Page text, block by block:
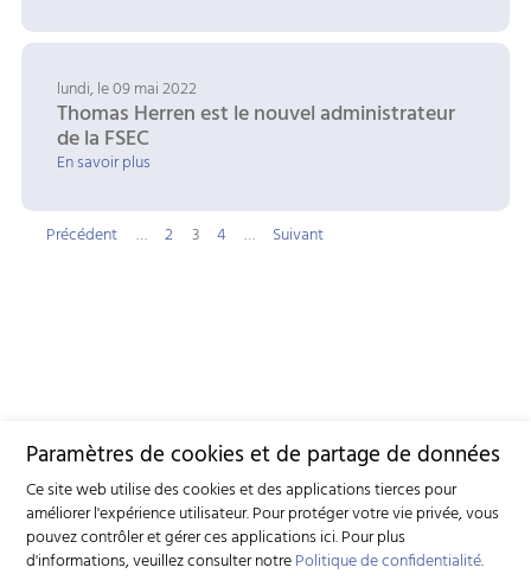
lundi, le 09 mai 2022
Thomas Herren est le nouvel administrateur
de la FSEC
En savoir plus
Précédent … 2 3 4 … Suivant
Paramètres de cookies et de partage de données
Ce site web utilise des cookies et des applications tierces pour
améliorer l'expérience utilisateur. Pour protéger votre vie privée, vous
pouvez contrôler et gérer ces applications ici.Pour plus
d'informations, veuillez consulter notrePolitique de confidentialité.